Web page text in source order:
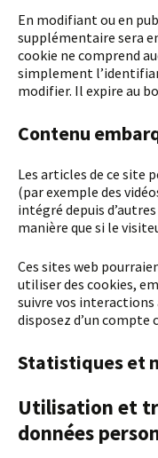
En modifiant ou en publiant un article, un cookie
supplémentaire sera
cookie ne comprend
simplement
modifier. Il expire au
Contenu
Les articles de ce site peuvent inclure des contenus intégrés
(par exemple des
intégré depuis
manière que si le
Ces sites web pourraient collecter des données sur vous,
utiliser des cookies,
suivre vos interactions
disposez d’un compte
Statistiques et
Utilisation et
données